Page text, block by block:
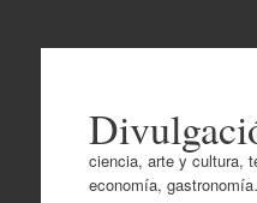
ciencia, arte y cultura,
economía,